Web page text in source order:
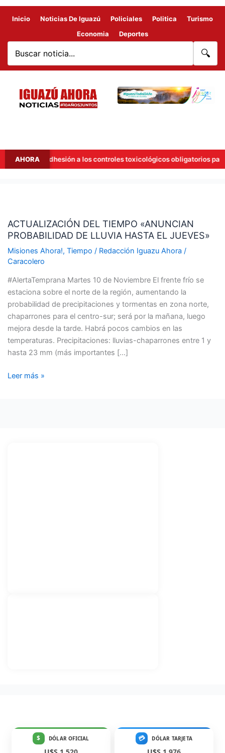
Inicio Noticias De Iguazú Policiales Politica
Turismo
Economia
Deportes
🔍
AHORA
la adhesión a los controles toxicológicos obligatorios para
ACTUALIZACIÓN DEL TIEMPO «ANUNCIAN
PROBABILIDAD DE LLUVIA HASTA EL JUEVES»
Misiones Ahora!, Tiempo / Redacción Iguazu Ahora /
Caracolero
#AlertaTemprana Martes 10 de Noviembre El frente frío se
estaciona sobre el norte de la región, aumentando la
probabilidad de precipitaciones y tormentas en zona norte,
chaparrones para el centro-sur; será por la mañana, luego
mejora desde la tarde. Habrá pocos cambios en las
temperaturas. Precipitaciones: lluvias-chaparrones entre 1 y
hasta 23 mm (más importantes […]
TIEMPO
«ANUNCIAN
PROBABILIDAD
DE
HASTA
EL
JUEVES»
Leer más »
$ DÓLAR OFICIAL 💳 DÓLAR TARJETA